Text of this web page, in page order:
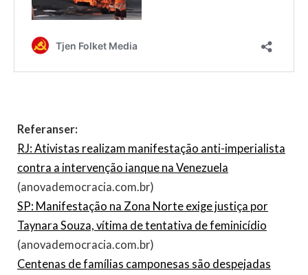
Referanser:
RJ: Ativistas realizam manifestação anti-imperialista
contra a intervenção ianque na Venezuela
(anovademocracia.com.br)
SP: Manifestação na Zona Norte exige justiça por
Taynara Souza, vítima de tentativa de feminicídio
(anovademocracia.com.br)
Centenas de famílias camponesas são despejadas